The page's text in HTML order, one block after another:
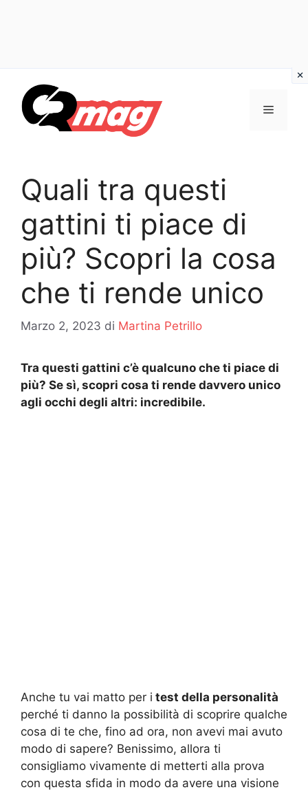
contenuto
Menu
Quali tra questi
gattini ti piace di
più? Scopri la cosa
che ti rende unico
Marzo 2, 2023 di Martina Petrillo
Tra questi gattini c’è qualcuno che ti piace di
più? Se sì, scopri cosa ti rende davvero unico
agli occhi degli altri: incredibile.
Anche tu vai matto per i test della personalità
perché ti danno la possibilità di scoprire qualche
cosa di te che, fino ad ora, non avevi mai avuto
modo di sapere? Benissimo, allora ti
consigliamo vivamente di metterti alla prova
con questa sfida in modo da avere una visione